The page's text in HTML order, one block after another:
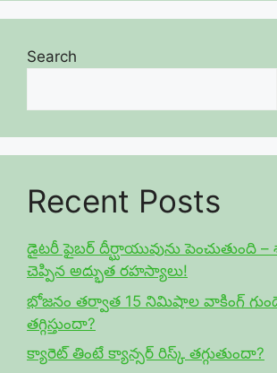
Search
Recent Posts
డైటరీ ఫైబర్ దీర్ఘాయువును పెంచుతుంది –
చెప్పిన అద్భుత రహస్యాలు!
భోజనం తర్వాత 15 నిమిషాల వాకింగ్
తగ్గిస్తుందా?
క్యారెట్ తింటే క్యాన్సర్ రిస్క్ తగ్గుతుందా?